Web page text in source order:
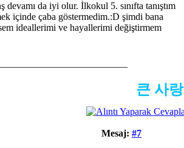
da iyi olur. İlkokul 5. sınıfta tanıştım
içinde çaba göstermedim.:D şimdi bana
ideallerimi ve hayallerimi değiştirmem
큰 사랑
Mesaj: #7